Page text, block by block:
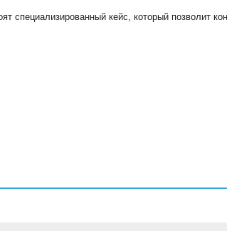
специализированный кейс, который позволит